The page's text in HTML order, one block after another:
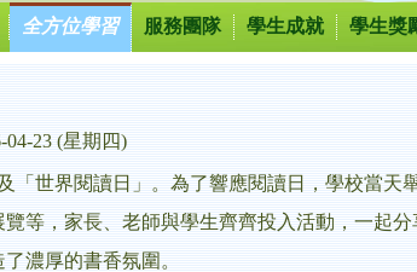
全方位學習 服務團隊 學生成就 學生獎
04-23 (星期四)
「世界閱讀日」。為了響應閱讀日，學校當
等，家長、老師與學生齊齊投入活動，一起
濃厚的書香氛圍。